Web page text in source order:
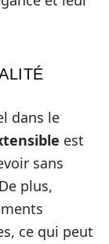
dans le
est
sans
plus,
ce qui peut